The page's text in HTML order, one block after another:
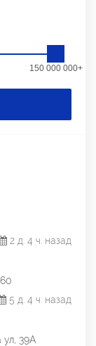
150 000 000+
2 д. 4 ч. назад
5 д. 4 ч. назад
ул, 39А